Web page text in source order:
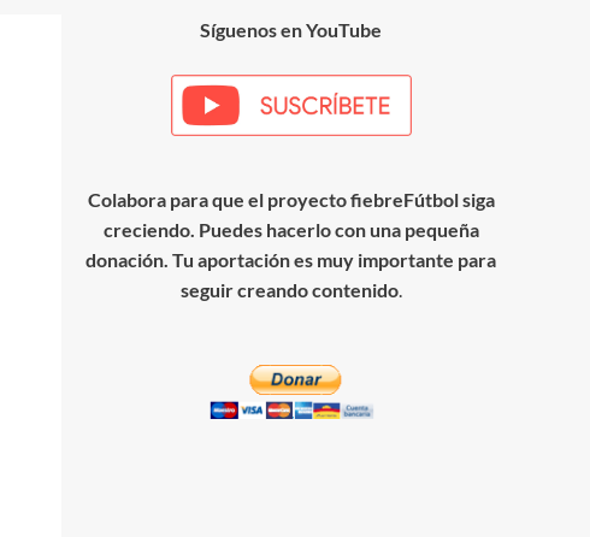
Síguenos en YouTube
Colabora para que el proyecto fiebreFútbol siga
creciendo. Puedes hacerlo con una pequeña
donación. Tu aportación es muy importante para
seguir creando contenido.